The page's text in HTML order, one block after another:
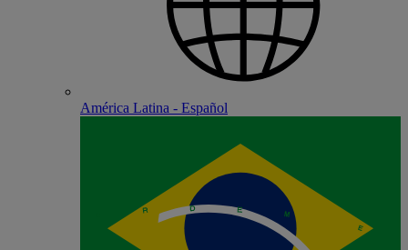
América Latina - Español